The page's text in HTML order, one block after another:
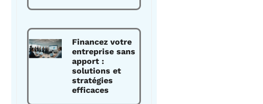
Financez votre
entreprise sans
apport :
solutions et
stratégies
efficaces